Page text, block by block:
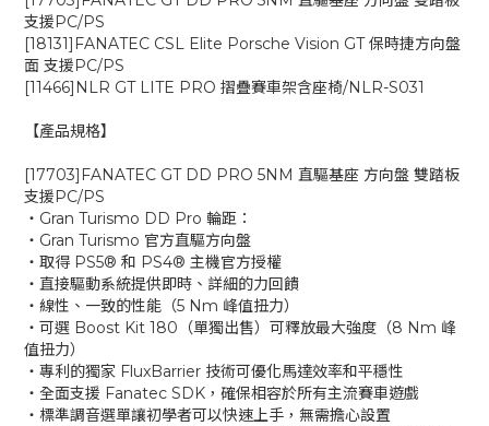
支援PC/PS
[18131]FANATEC CSL Elite Porsche Vision GT 保時捷方向盤
面 支援PC/PS
[11466]NLR GT LITE PRO 摺疊賽車架含座椅/NLR-S031
【產品規格】
[17703]FANATEC GT DD PRO 5NM 直驅基座 方向盤 雙踏板
支援PC/PS
‧Gran Turismo DD Pro 輪距：
‧Gran Turismo 官方直驅方向盤
‧取得 PS5® 和 PS4® 主機官方授權
‧直接驅動系統提供即時、詳細的力回饋
‧線性、一致的性能（5 Nm 峰值扭力）
‧可選 Boost Kit 180（單獨出售）可釋放最大強度（8 Nm 峰
值扭力）
‧專利的獨家 FluxBarrier 技術可優化馬達效率和平穩性
‧全面支援 Fanatec SDK，確保相容於所有主流賽車遊戲
‧標準調音選單讓初學者可以快速上手，無需擔心設置